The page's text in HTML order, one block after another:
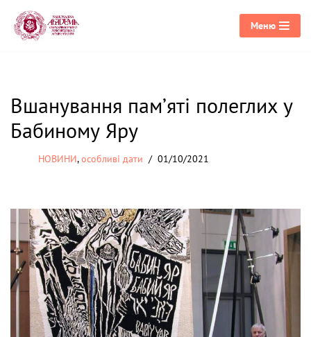
Перейти
Меню
Вшанування пам’яті полеглих у
Бабиному Яру
НОВИНИ,особливі дати 01/10/2021